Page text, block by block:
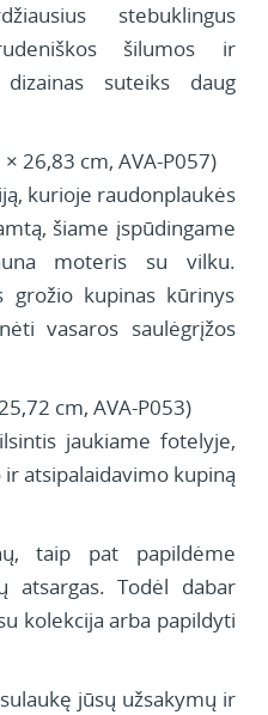
stebuklingus
šilumos ir
suteiks daug
26,83 cm, AVA-P057)
kurioje raudonplaukės
šiame įspūdingame
moteris su vilku.
grožio kupinas kūrinys
vasaros saulėgrįžos
cm, AVA-P053)
jaukiame fotelyje,
atsipalaidavimo kupiną
taip pat papildėme
atsargas. Todėl dabar
kolekcija arba papildyti
jūsų užsakymų ir